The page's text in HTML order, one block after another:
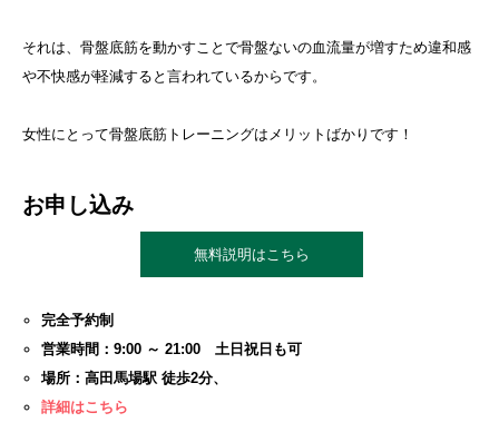
それは、骨盤底筋を動かすことで骨盤ないの血流量が増すため違和感
や不快感が軽減すると言われているからです。
女性にとって骨盤底筋トレーニングはメリットばかりです！
お申し込み
無料説明はこちら
完全予約制
営業時間：9:00 ～ 21:00 土日祝日も可
場所：高田馬場駅 徒歩2分、
詳細はこちら